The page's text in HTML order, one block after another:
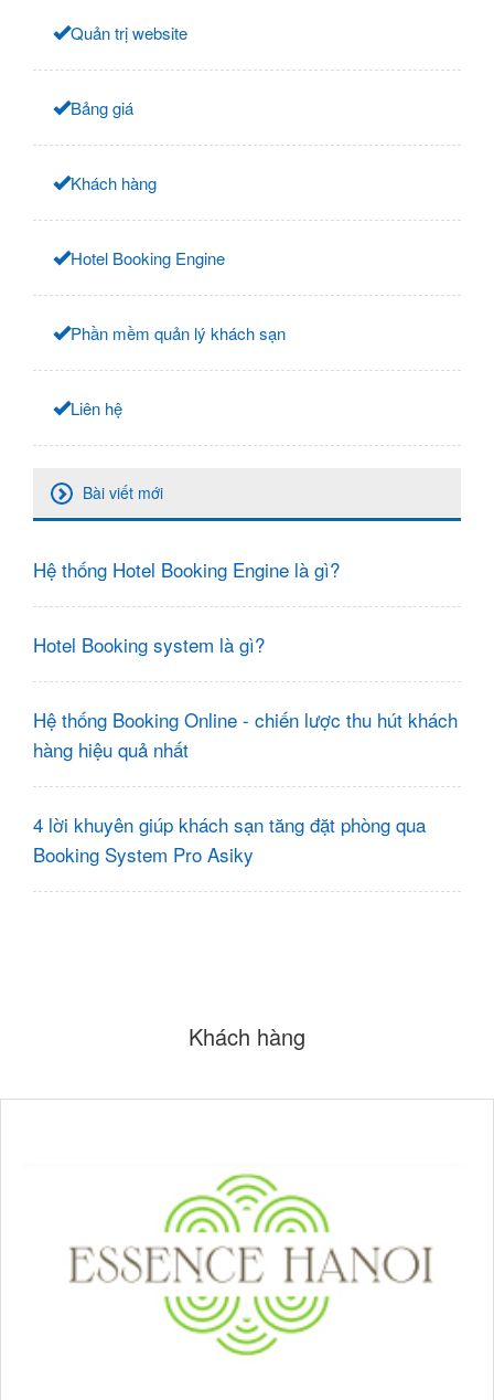
Quản trị website
Bảng giá
Khách hàng
Hotel Booking Engine
Phần mềm quản lý khách sạn
Liên hệ
Bài viết mới
Hệ thống Hotel Booking Engine là gì?
Hotel Booking system là gì?
Hệ thống Booking Online - chiến lược thu hút khách
hàng hiệu quả nhất
4 lời khuyên giúp khách sạn tăng đặt phòng qua
Booking System Pro Asiky
Khách hàng